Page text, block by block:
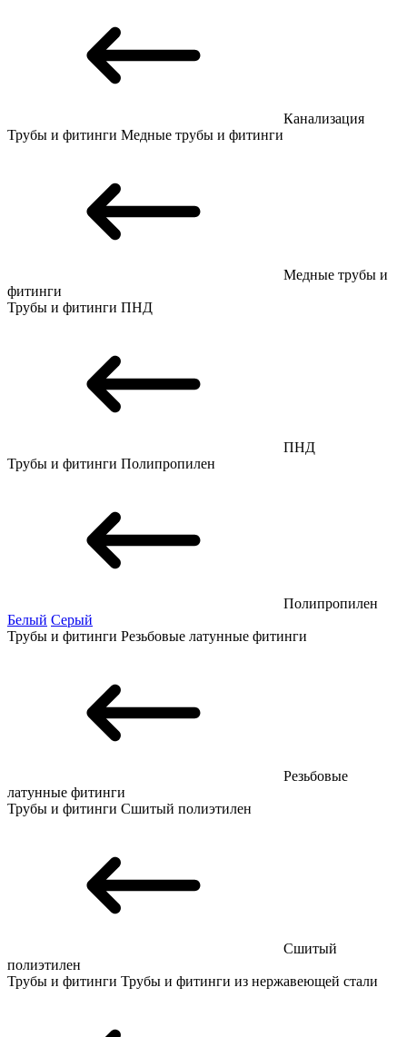
Канализация
Трубы и фитинги Медные трубы и фитинги
Медные трубы и
фитинги
Трубы и фитинги ПНД
ПНД
Трубы и фитинги Полипропилен
Полипропилен
Белый Серый
Трубы и фитинги Резьбовые латунные фитинги
Резьбовые
латунные фитинги
Трубы и фитинги Сшитый полиэтилен
Сшитый
полиэтилен
Трубы и фитинги Трубы и фитинги из нержавеющей стали